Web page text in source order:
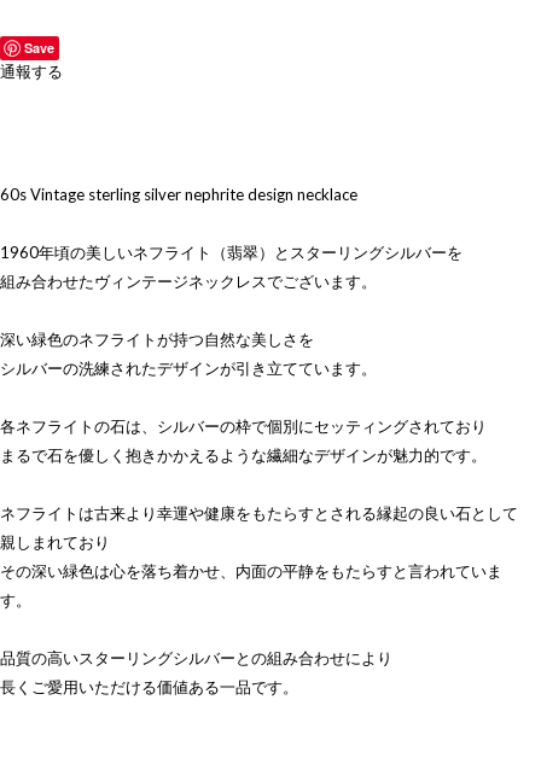
Save
通報する
60s Vintage sterling silver nephrite design necklace
1960年頃の美しいネフライト（翡翠）とスターリングシルバーを
組み合わせたヴィンテージネックレスでございます。
深い緑色のネフライトが持つ自然な美しさを
シルバーの洗練されたデザインが引き立てています。
各ネフライトの石は、シルバーの枠で個別にセッティングされており
まるで石を優しく抱きかかえるような繊細なデザインが魅力的です。
ネフライトは古来より幸運や健康をもたらすとされる縁起の良い石として
親しまれており
その深い緑色は心を落ち着かせ、内面の平静をもたらすと言われていま
す。
品質の高いスターリングシルバーとの組み合わせにより
長くご愛用いただける価値ある一品です。